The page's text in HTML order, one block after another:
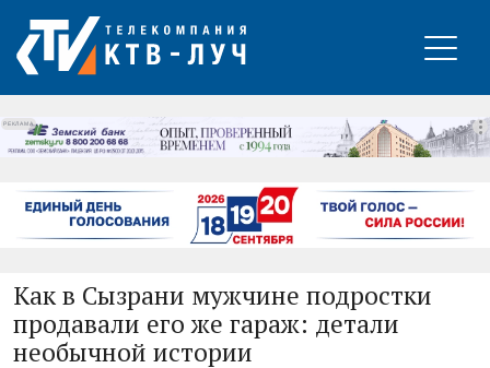
РЕКЛАМА
Как в Сызрани мужчине подростки
продавали его же гараж: детали
необычной истории